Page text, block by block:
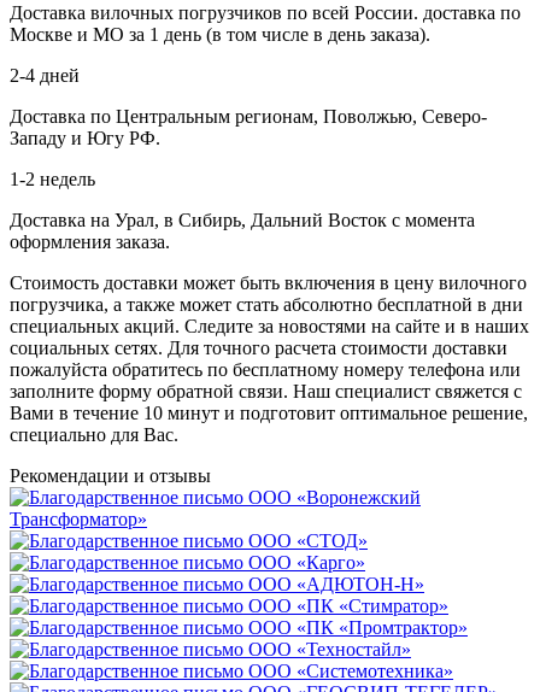
Доставка вилочных погрузчиков по всей России. доставка по
Москве и МО за 1 день (в том числе в день заказа).
2-4 дней
Доставка по Центральным регионам, Поволжью, Северо-
Западу и Югу РФ.
1-2 недель
Доставка на Урал, в Сибирь, Дальний Восток с момента
оформления заказа.
Стоимость доставки может быть включения в цену вилочного
погрузчика, а также может стать абсолютно бесплатной в дни
специальных акций. Следите за новостями на сайте и в наших
социальных сетях. Для точного расчета стоимости доставки
пожалуйста обратитесь по бесплатному номеру телефона или
заполните форму обратной связи. Наш специалист свяжется с
Вами в течение 10 минут и подготовит оптимальное решение,
специально для Вас.
Рекомендации и отзывы